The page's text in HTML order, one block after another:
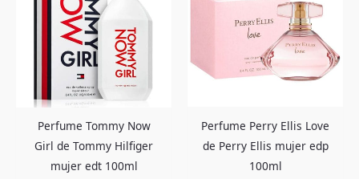
Perfume Tommy Now
Girl de Tommy Hilfiger
mujer edt 100ml
$498,000.
$209,900.
Perfume Perry Ellis Love
de Perry Ellis mujer edp
100ml
$487,000.$205,900.